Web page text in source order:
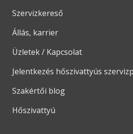
Szervizkereső
Állás, karrier
Üzletek / Kapcsolat
Jelentkezés hőszivattyús
Szakértői blog
Hőszivattyú